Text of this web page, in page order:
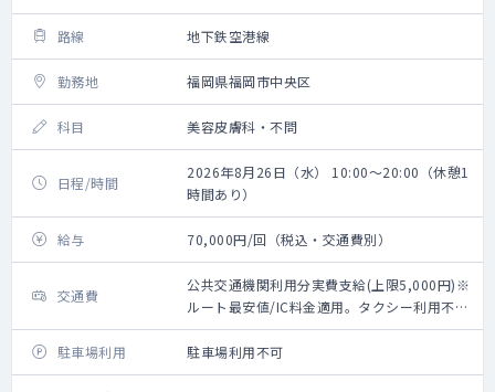
路線 地下鉄空港線
勤務地 福岡県福岡市中央区
科目 美容皮膚科・不問
日程/時間
2026年8月26日（水） 10:00～20:00（休憩1
時間あり）
給与 70,000円/回（税込・交通費別）
交通費
公共交通機関利用分実費支給(上限5,000円)※
ルート最安値/IC料金適用。タクシー利用不
可。
駐車場利用
駐車場利用不可